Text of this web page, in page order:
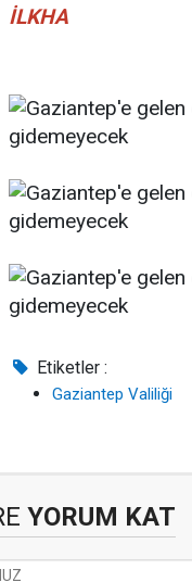
İLKHA
Etiketler :
Gaziantep Valiliği
YORUM KAT